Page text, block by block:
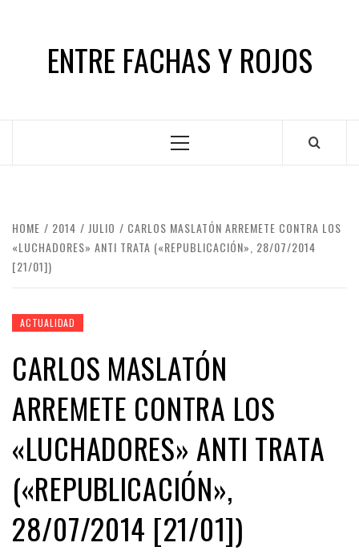
ENTRE FACHAS Y ROJOS
Primary
HOME 2014 JULIO
CARLOS MASLATÓN ARREMETE CONTRA LOS
«LUCHADORES» ANTI TRATA («REPUBLICACIÓN», 28/07/2014
[21/01])
ACTUALIDAD
CARLOS MASLATÓN
ARREMETE CONTRA LOS
«LUCHADORES» ANTI TRATA
(«REPUBLICACIÓN»,
28/07/2014 [21/01])